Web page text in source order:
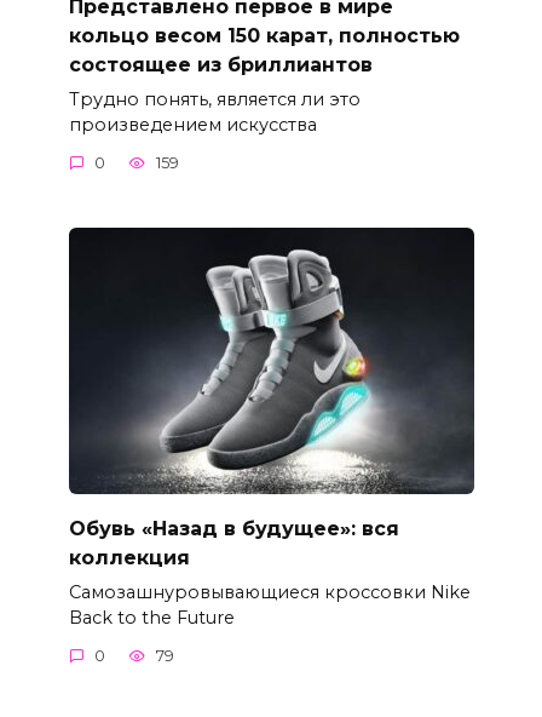
Представлено первое в мире
кольцо весом 150 карат, полностью
состоящее из бриллиантов
Трудно понять, является ли это
произведением искусства
0 159
Обувь «Назад в будущее»: вся
коллекция
Самозашнуровывающиеся кроссовки Nike
Back to the Future
0 79